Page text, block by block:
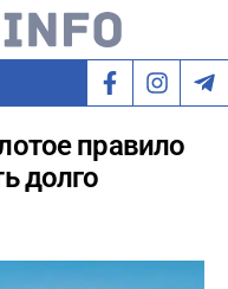
правило
долго